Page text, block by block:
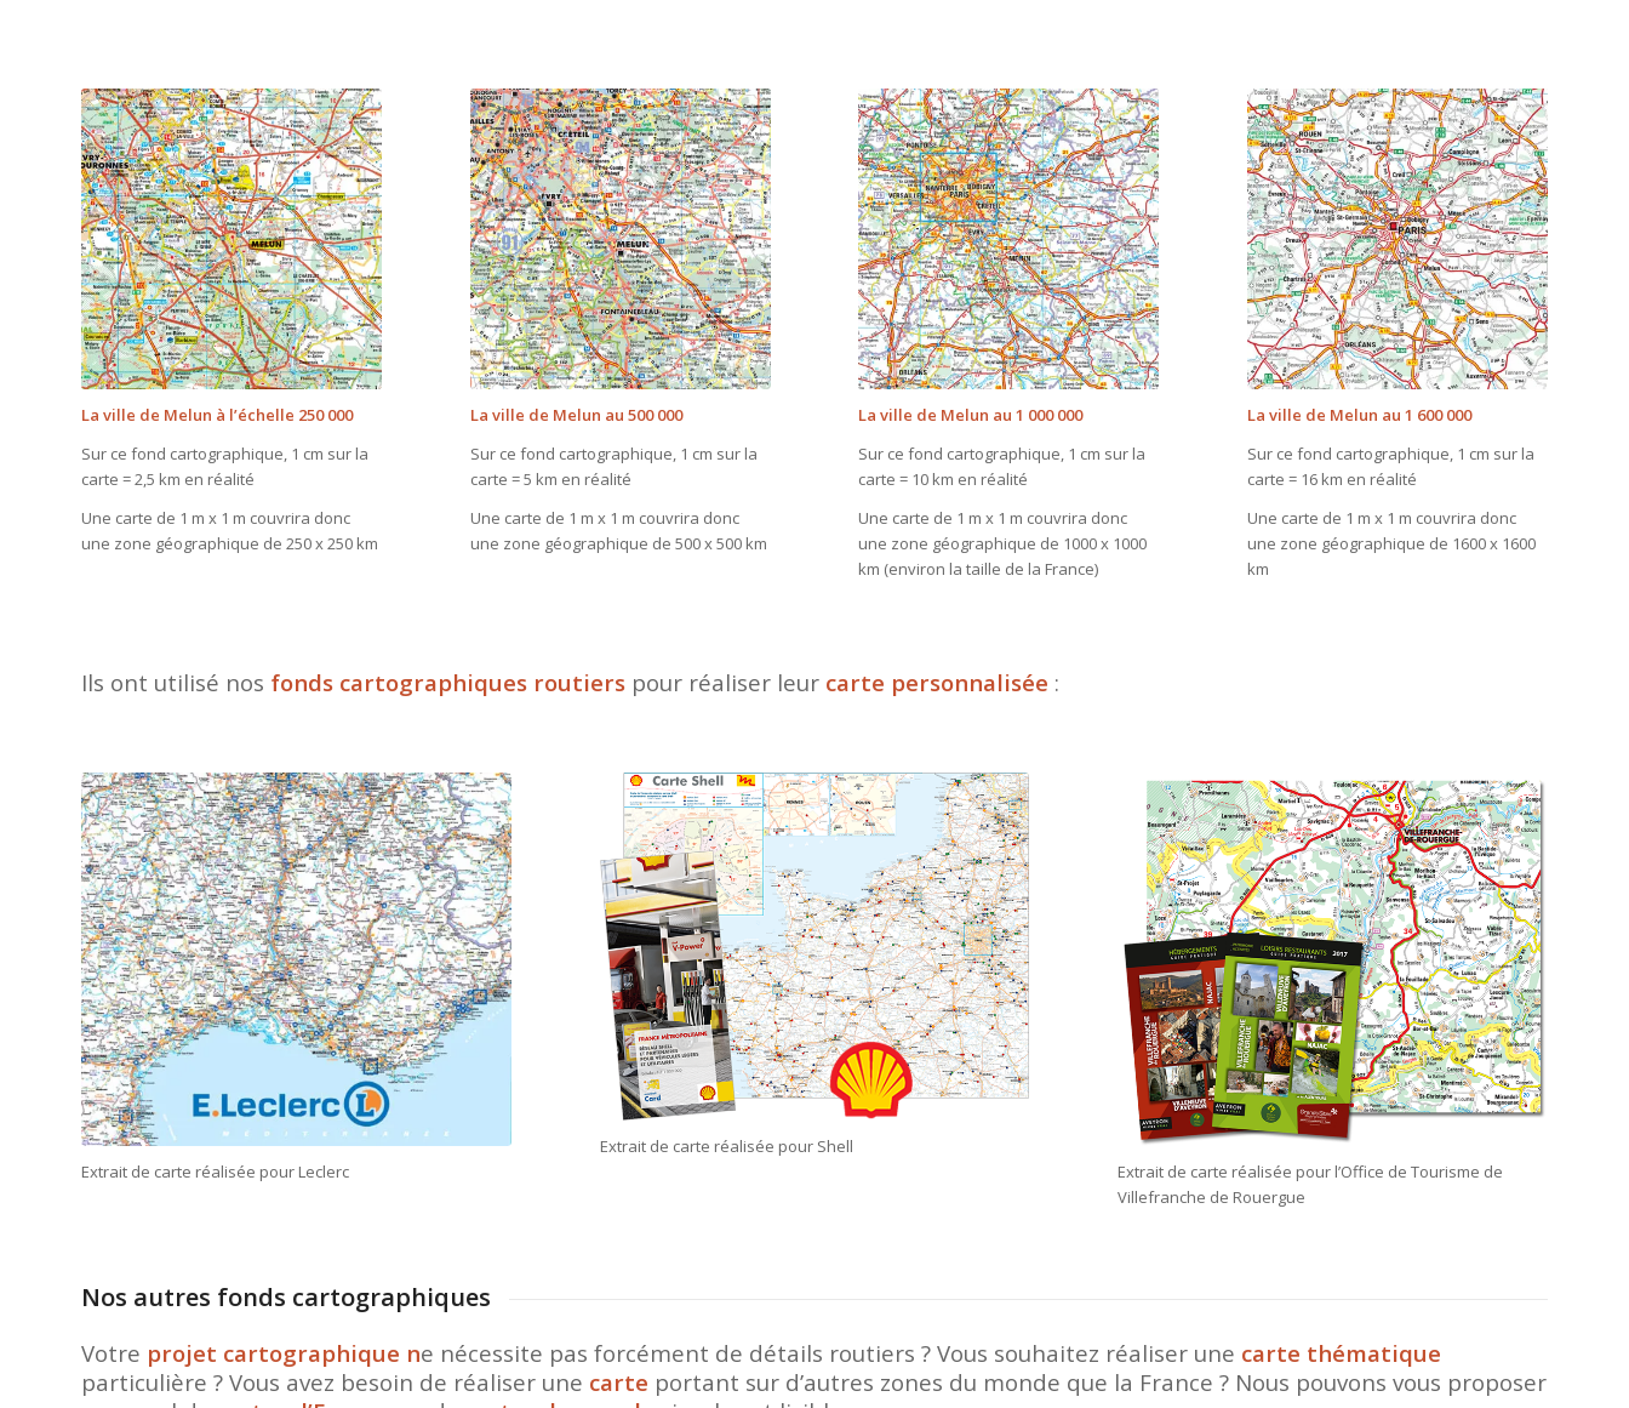
La ville de Melun à l’échelle 250 000
Sur ce fond cartographique, 1 cm sur la
carte = 2,5 km en réalité
Une carte de 1 m x 1 m couvrira donc
une zone géographique de 250 x 250 km
La ville de Melun au 500 000
Sur ce fond cartographique, 1 cm sur la
carte = 5 km en réalité
Une carte de 1 m x 1 m couvrira donc
une zone géographique de 500 x 500 km
La ville de Melun au 1 000 000
Sur ce fond cartographique, 1 cm sur la
carte = 10 km en réalité
Une carte de 1 m x 1 m couvrira donc
une zone géographique de 1000 x 1000
km (environ la taille de la France)
La ville de Melun au 1 600 000
Sur ce fond cartographique, 1 cm sur la
carte = 16 km en réalité
Une carte de 1 m x 1 m couvrira donc
une zone géographique de 1600 x 1600
km
Ils ont utilisé nos fonds cartographiques routiers pour réaliser leur carte personnalisée :
Extrait de carte réalisée pour Leclerc
Extrait de carte réalisée pour Shell
Extrait de carte réalisée pour l’Office de Tourisme de
Villefranche de Rouergue
Nos autres fonds cartographiques
Votre projet cartographique ne nécessite pas forcément de détails routiers ? Vous souhaitez réaliser une carte thématique
particulière ? Vous avez besoin de réaliser une carte portant sur d’autres zones du monde que la France ? Nous pouvons vous proposer